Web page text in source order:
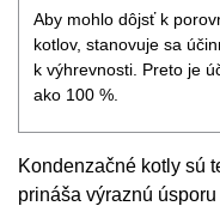
Aby mohlo dôjsť k
kotlov, stanovuje sa
k výhrevnosti. Preto je
ako 100 %.
Kondenzačné kotly sú
prináša výraznú